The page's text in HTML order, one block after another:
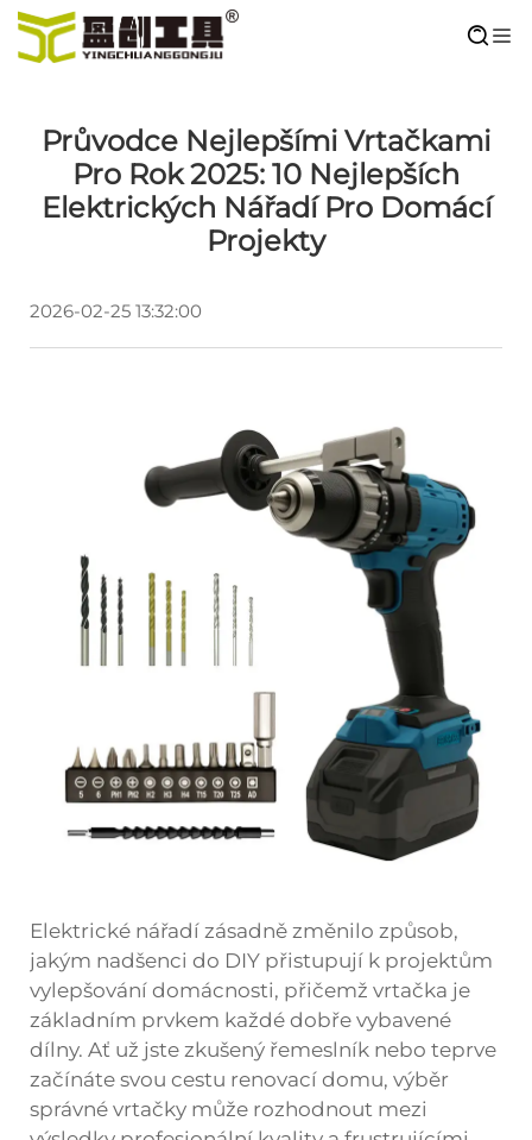
Průvodce Nejlepšími Vrtačkami
Pro Rok 2025: 10 Nejlepších
Elektrických Nářadí Pro Domácí
Projekty
2026-02-25 13:32:00
Elektrické nářadí zásadně změnilo způsob,
jakým nadšenci do DIY přistupují k projektům
vylepšování domácnosti, přičemž vrtačka je
základním prvkem každé dobře vybavené
dílny. Ať už jste zkušený řemeslník nebo teprve
začínáte svou cestu renovací domu, výběr
správné vrtačky může rozhodnout mezi